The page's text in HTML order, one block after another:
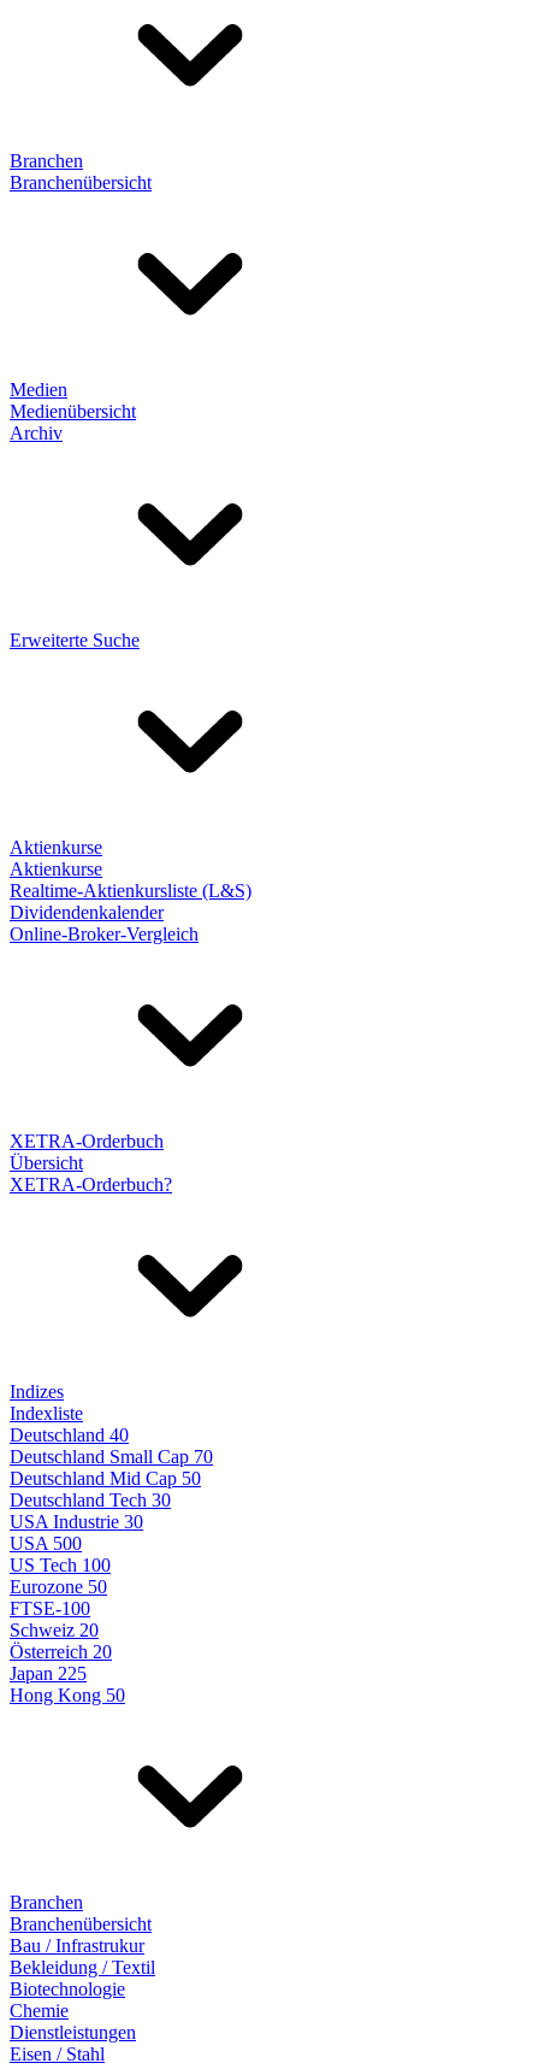
Branchen
Branchenübersicht
Medien
Medienübersicht
Archiv
Erweiterte Suche
Aktienkurse
Aktienkurse
Realtime-Aktienkursliste (L&S)
Dividendenkalender
Online-Broker-Vergleich
XETRA-Orderbuch
Übersicht
XETRA-Orderbuch?
Indizes
Indexliste
Deutschland 40
Deutschland Small Cap 70
Deutschland Mid Cap 50
Deutschland Tech 30
USA Industrie 30
USA 500
US Tech 100
Eurozone 50
FTSE-100
Schweiz 20
Österreich 20
Japan 225
Hong Kong 50
Branchen
Branchenübersicht
Bau / Infrastrukur
Bekleidung / Textil
Biotechnologie
Chemie
Dienstleistungen
Eisen / Stahl